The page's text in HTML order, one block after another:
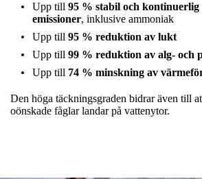
Upp till 95 % stabil och
emissioner, inklusive ammoniak
Upp till 95 % reduktion av lukt
Upp till 99 % reduktion av alg- och
Upp till 74 % minskning av
Den höga täckningsgraden bidrar även till
oönskade fåglar landar på vattenytor.